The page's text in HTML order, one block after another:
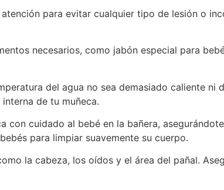
para evitar cualquier tipo de lesión o
necesarios, como jabón especial para
del agua no sea demasiado caliente ni
de tu muñeca.
con cuidado al bebé en la bañera,
para limpiar suavemente su cuerpo.
la cabeza, los oídos y el área del pañal.